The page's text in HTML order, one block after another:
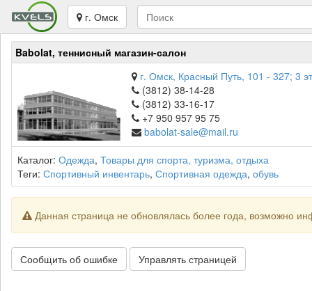
г. Омск
Babolat, теннисный магазин-салон
г. Омск, Красный Путь, 101 - 327; 3
(3812) 38-14-28
(3812) 33-16-17
+7 950 957 95 75
babolat-sale@mail.ru
Каталог: Одежда, Товары для спорта, туризма, отдыха
Теги: Спортивный инвентарь, Спортивная одежда, обувь
Данная страница не обновлялась более года, возможно
Сообщить об ошибке Управлять страницей